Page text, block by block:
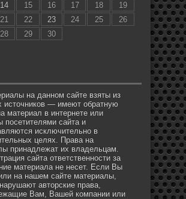
14 15 16 17 18
19
21 22 23 24 25
26
28 29
30
на данном сайте взяты из
источников — имеют обратную
материал в интернете или
посетителями сайта и
исключительно в
целях. Права на
принадлежат их владельцам.
сайта ответственности за
материала не несет. Если Вы
на нашем сайте материалы,
авторские права,
Вам, Вашей компании или